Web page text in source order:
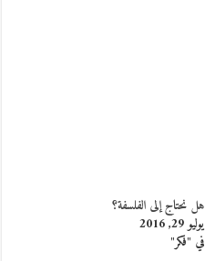
هل نحتاج إلى الفلسفة؟
يوليو 29, 2016
في "فكر"